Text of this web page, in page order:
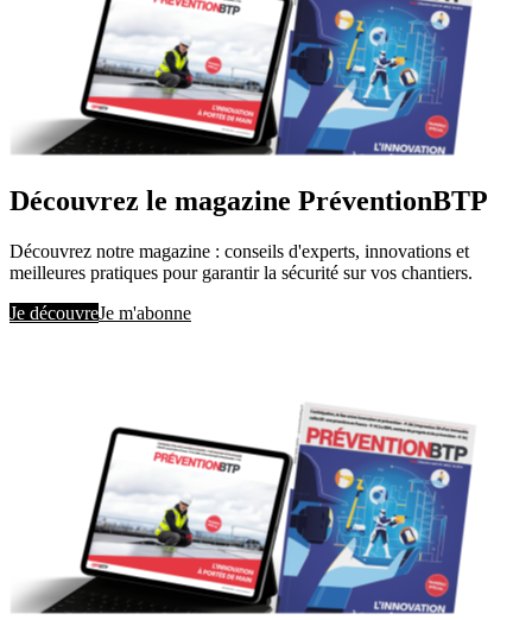
Découvrez le magazine PréventionBTP
Découvrez notre magazine : conseils d'experts, innovations et
meilleures pratiques pour garantir la sécurité sur vos chantiers.
Je découvreJe m'abonne